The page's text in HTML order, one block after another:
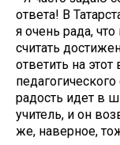
ответа! В
я очень рада,
считать
ответить на
радость идет в
учитель, и он
же, наверное,